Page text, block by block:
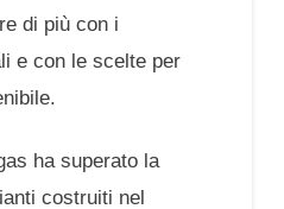
di più con i
e con le scelte per
ha superato la
costruiti nel